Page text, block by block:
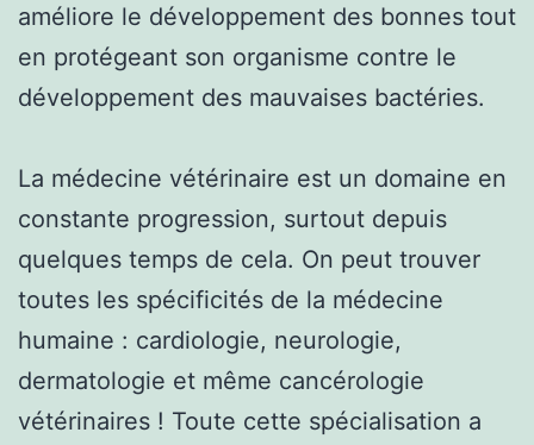
améliore le développement des bonnes tout
en protégeant son organisme contre le
développement des mauvaises bactéries.
La médecine vétérinaire est un domaine en
constante progression, surtout depuis
quelques temps de cela. On peut trouver
toutes les spécificités de la médecine
humaine : cardiologie, neurologie,
dermatologie et même cancérologie
vétérinaires ! Toute cette spécialisation a